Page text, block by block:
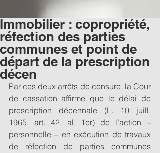
Immobilier : copropriété,
réfection des parties
communes et point de
départ de la prescription
décen
Par ces deux arrêts de censure, la Cour
de cassation affirme que le délai de
prescription décennale (L. 10 juill.
1965, art. 42, al. 1er) de l’action –
personnelle – en exécution de travaux
de réfection de parties communes